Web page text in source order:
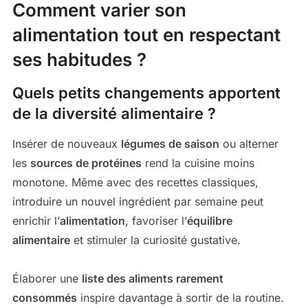
Comment varier son
alimentation tout en respectant
ses habitudes ?
Quels petits changements apportent
de la diversité alimentaire ?
Insérer de nouveaux légumes de saison ou alterner
les sources de protéines rend la cuisine moins
monotone. Même avec des recettes classiques,
introduire un nouvel ingrédient par semaine peut
enrichir l’alimentation, favoriser l’équilibre
alimentaireet stimuler la curiosité gustative.
Élaborer une liste des aliments rarement
consommés inspire davantage à sortir de la routine.